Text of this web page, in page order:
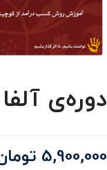
دوره‌ی
5,900,000